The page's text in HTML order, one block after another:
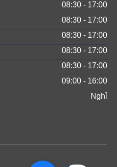
08:30 - 17:00
08:30 - 17:00
08:30 - 17:00
08:30 - 17:00
08:30 - 17:00
09:00 - 16:00
Nghỉ